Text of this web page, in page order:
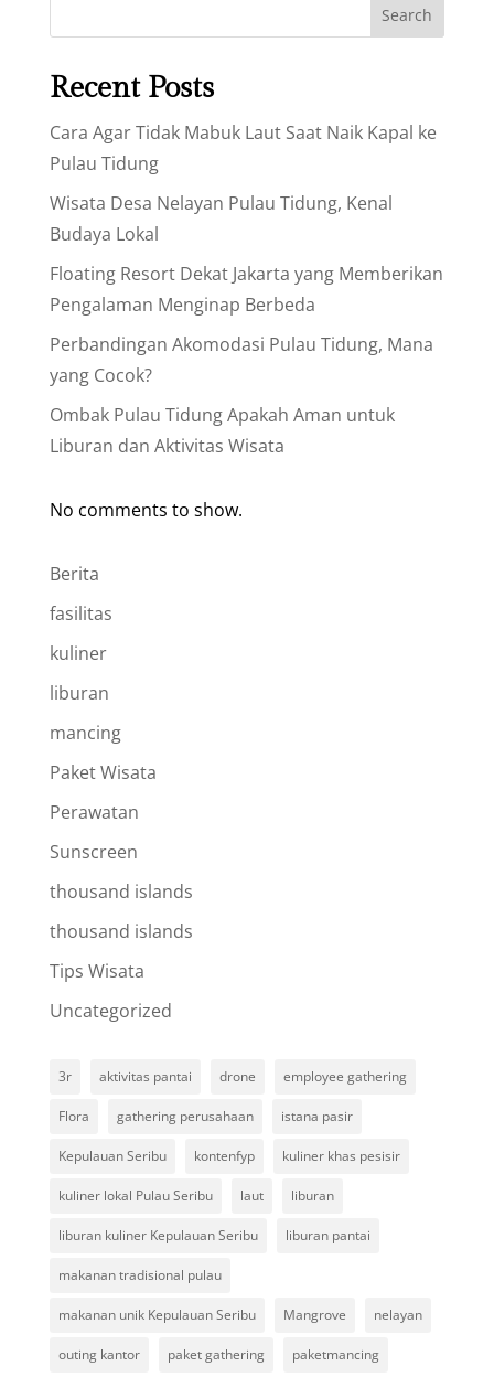
Search
Recent Posts
Cara Agar Tidak Mabuk Laut Saat Naik Kapal ke
Pulau Tidung
Wisata Desa Nelayan Pulau Tidung, Kenal
Budaya Lokal
Floating Resort Dekat Jakarta yang Memberikan
Pengalaman Menginap Berbeda
Perbandingan Akomodasi Pulau Tidung, Mana
yang Cocok?
Ombak Pulau Tidung Apakah Aman untuk
Liburan dan Aktivitas Wisata
No comments to show.
Berita
fasilitas
kuliner
liburan
mancing
Paket Wisata
Perawatan
Sunscreen
thousand islands
thousand islands
Tips Wisata
Uncategorized
3r aktivitas pantai drone employee gathering
Flora gathering perusahaan istana pasir
Kepulauan Seribu kontenfyp kuliner khas pesisir
kuliner lokal Pulau Seribu laut liburan
liburan kuliner Kepulauan Seribu liburan pantai
makanan tradisional pulau
makanan unik Kepulauan Seribu Mangrove nelayan
outing kantor paket gathering paketmancing